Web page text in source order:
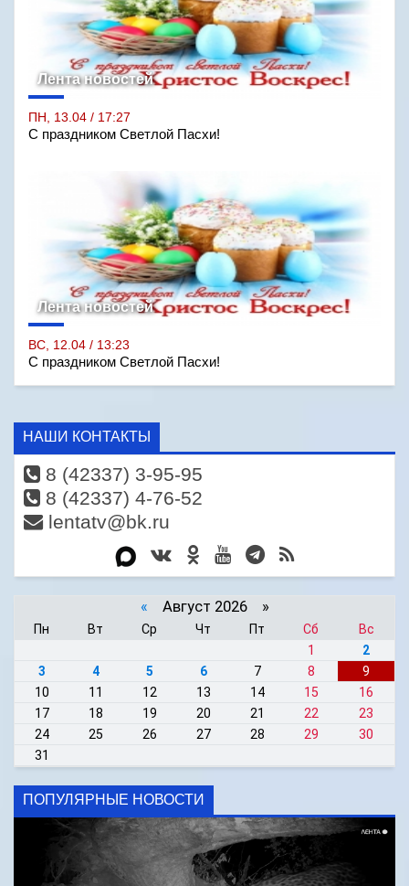
Лента новостей
ПН, 13.04 / 17:27
С праздником Светлой Пасхи!
Лента новостей
ВС, 12.04 / 13:23
С праздником Светлой Пасхи!
НАШИ КОНТАКТЫ
8 (42337) 3-95-95
8 (42337) 4-76-52
lentatv@bk.ru
« Август 2026 »
Пн Вт Ср Чт Пт Сб
Вс
1
2
3
4 5 6 7 8
9
10
11 12 13 14 15
16
17
18 19 20 21 22
23
24
25 26 27 28 29
30
31
ПОПУЛЯРНЫЕ НОВОСТИ